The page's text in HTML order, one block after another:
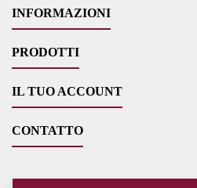
INFORMAZIONI
PRODOTTI
IL TUO ACCOUNT
CONTATTO